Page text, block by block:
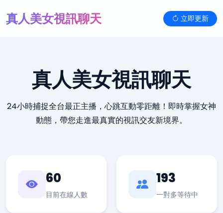
真人美女視訊聊天 立即更新
真人美女視訊聊天
24小時捕捉全台最正主播，心跳互動零距離！即時掌握女神
動態，帶您走進最真實的視訊交友新境界。
60
目前在線人數
193
一對多等待中